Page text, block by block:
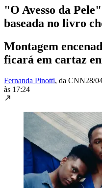
"O Avesso da
baseada no livro
Montagem
ficará em cartaz
Fernanda Pinotti, da CNN28/
às 17:24